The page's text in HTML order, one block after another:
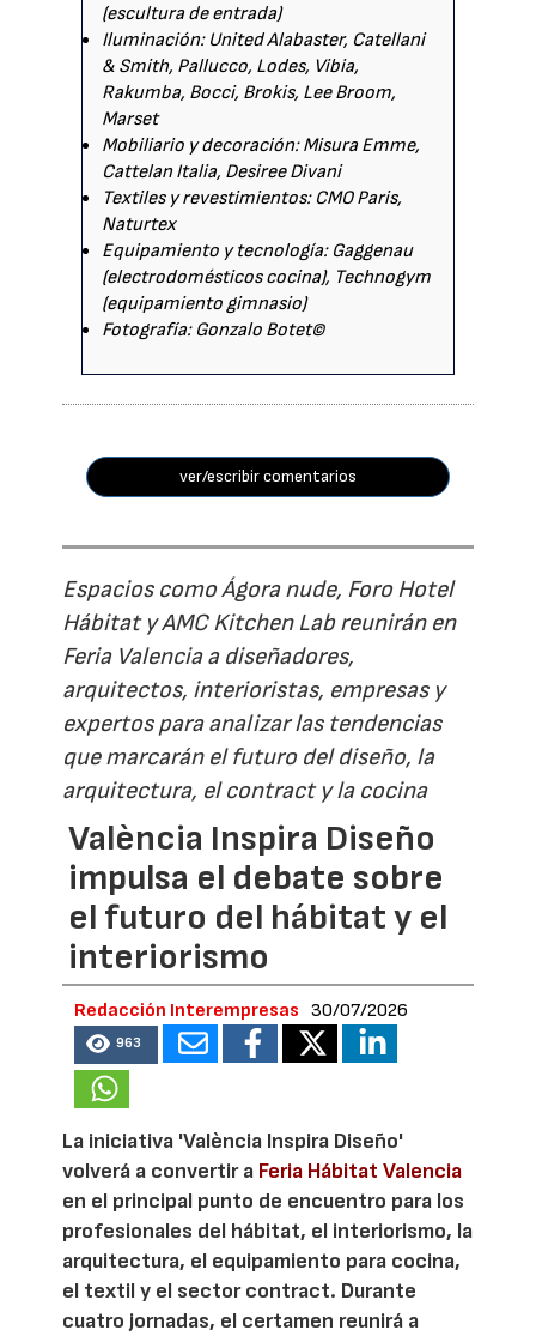
(escultura de entrada)
Iluminación: United Alabaster, Catellani
& Smith, Pallucco, Lodes, Vibia,
Rakumba, Bocci, Brokis, Lee Broom,
Marset
Mobiliario y decoración: Misura Emme,
Cattelan Italia, Desiree Divani
Textiles y revestimientos: CMO Paris,
Naturtex
Equipamiento y tecnología: Gaggenau
(electrodomésticos cocina), Technogym
(equipamiento gimnasio)
Fotografía: Gonzalo Botet©
ver/escribir comentarios
Espacios como Ágora nude, Foro Hotel
Hábitat y AMC Kitchen Lab reunirán en
Feria Valencia a diseñadores,
arquitectos, interioristas, empresas y
expertos para analizar las tendencias
que marcarán el futuro del diseño, la
arquitectura, el contract y la cocina
València Inspira Diseño
impulsa el debate sobre
el futuro del hábitat y el
interiorismo
Redacción Interempresas 30/07/2026
963
La iniciativa 'València Inspira Diseño'
volverá a convertir a Feria Hábitat Valencia
en el principal punto de encuentro para los
profesionales del hábitat, el interiorismo, la
arquitectura, el equipamiento para cocina,
el textil y el sector contract. Durante
cuatro jornadas, el certamen reunirá a